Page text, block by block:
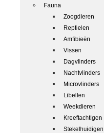
Fauna
Zoogdieren
Reptielen
Amfibieën
Vissen
Dagvlinders
Nachtvlinders
Microvlinders
Libellen
Weekdieren
Kreeftachtigen
Stekelhuidigen